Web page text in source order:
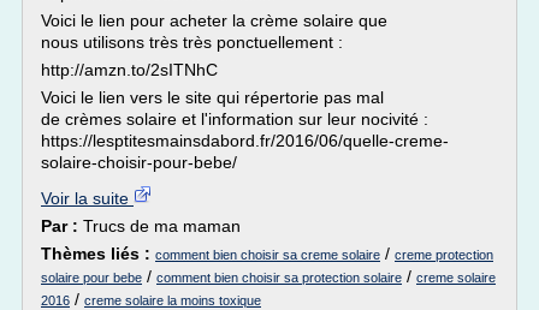
Voici le lien pour acheter la crème solaire que
nous utilisons très très ponctuellement :
http://amzn.to/2sITNhC
Voici le lien vers le site qui répertorie pas mal
de crèmes solaire et l'information sur leur nocivité :
https://lesptitesmainsdabord.fr/2016/06/quelle-creme-
solaire-choisir-pour-bebe/
Voir la suite
Par : Trucs de ma maman
Thèmes liés : comment bien choisir sa creme solaire / creme protection
solaire pour bebe / comment bien choisir sa protection solaire / creme solaire
2016 / creme solaire la moins toxique